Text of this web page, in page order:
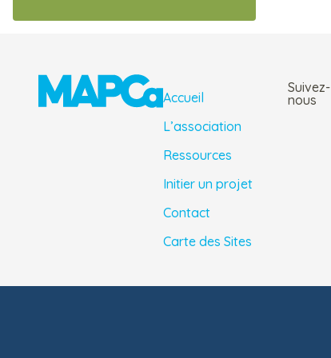
Accueil
L’association
Ressources
Initier un projet
Contact
Carte des Sites
Suivez-
nous